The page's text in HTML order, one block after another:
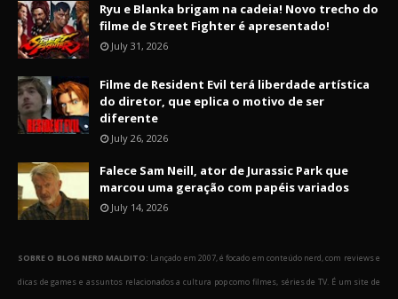
Ryu e Blanka brigam na cadeia! Novo trecho do
filme de Street Fighter é apresentado!
July 31, 2026
Filme de Resident Evil terá liberdade artística
do diretor, que eplica o motivo de ser
diferente
July 26, 2026
Falece Sam Neill, ator de Jurassic Park que
marcou uma geração com papéis variados
July 14, 2026
SOBRE O BLOG NERD MALDITO: Lançado em 2007, é focado em conteúdo nerd, com reviews e
dicas de games e assuntos relacionados a cultura pop como filmes, séries de TV. É um site de